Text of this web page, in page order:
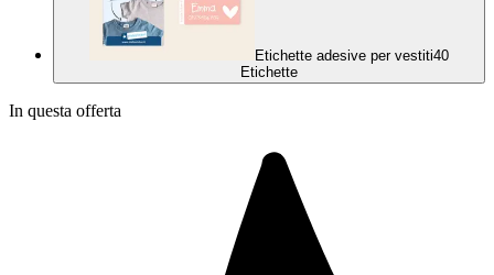
Etichette adesive per vestiti40
Etichette
In questa offerta